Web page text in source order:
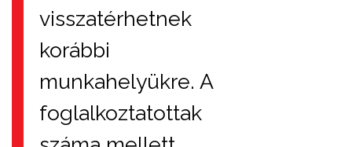
visszatérhetnek
korábbi
munkahelyükre. A
foglalkoztatottak